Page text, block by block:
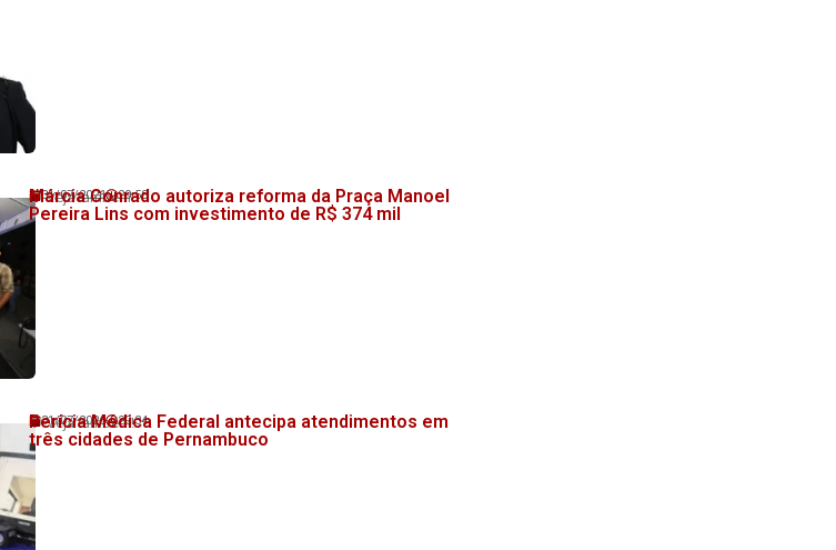
💬 Veja também!
31/07/2026 20:58
Márcia Conrado autoriza reforma da Praça Manoel
Pereira Lins com investimento de R$ 374 mil
💬 Veja também!
31/07/2026 20:34
Perícia Médica Federal antecipa atendimentos em
três cidades de Pernambuco